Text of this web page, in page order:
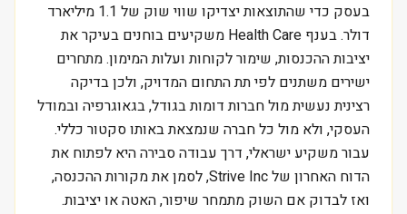
בעסק כדי שהתוצאות יצדיקו שווי שוק של 1.1 מיליארד
דולר. בענף Health Care משקיעים בוחנים בעיקר את
יציבות ההכנסות, שימור לקוחות ועלות המימון. מתחרים
ישירים משתנים לפי תת התחום המדויק, ולכן בדיקה
רצינית נעשית מול חברות דומות בגודל, בגאוגרפיה ובמודל
העסקי, ולא מול כל חברה שנמצאת באותו סקטור כללי.
עבור משקיע ישראלי, דרך עבודה סבירה היא לפתוח את
הדוח האחרון של Strive Inc, לסמן את מקורות ההכנסה,
ואז לבדוק אם השוק מתמחר שיפור, האטה או יציבות.